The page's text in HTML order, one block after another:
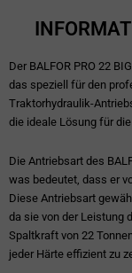
Der BALFOR PRO 22
das speziell für den
Traktorhydraulik-
die ideale Lösung für
Die Antriebsart des
was bedeutet, dass er
Diese Antriebsart
da sie von der Leistung
Spaltkraft von 22
jeder Härte effizient zu